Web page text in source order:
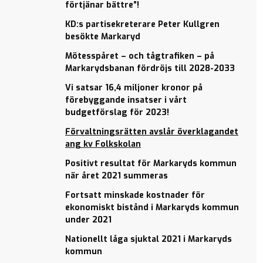
förtjänar bättre”!
KD:s partisekreterare Peter Kullgren
besökte Markaryd
Mötesspåret – och tågtrafiken – på
Markarydsbanan fördröjs till 2028-2033
Vi satsar 16,4 miljoner kronor på
förebyggande insatser i vårt
budgetförslag för 2023!
Förvaltningsrätten avslår överklagandet
ang kv Folkskolan
Positivt resultat för Markaryds kommun
när året 2021 summeras
Fortsatt minskade kostnader för
ekonomiskt bistånd i Markaryds kommun
under 2021
Nationellt låga sjuktal 2021 i Markaryds
kommun
KD:s
partisekreterare
besökte
Markaryd
Mötesspåret –
och tågtrafiken
– på
Markarydsbanan
fördröjs till
2028-2033
Förvaltningsrätten
avslår
överklagandet ang
kv Folkskolan
Positivt
resultat
för
KD:s
partisekreterare
besökte
Markaryd
Mötesspåret –
och tågtrafiken
– på
Markarydsbanan
fördröjs till
2028-2033
Vi satsar 16,4
miljoner
kronor på
förebyggande
insatser i vårt
för 2023!